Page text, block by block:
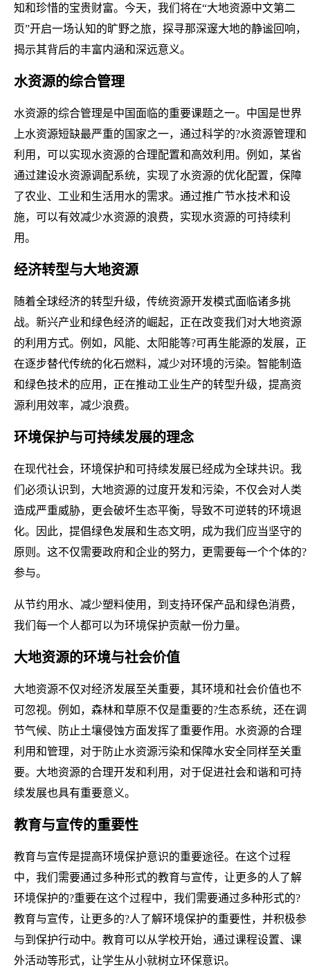
知和珍惜的宝贵财富。今天，我们将在“大地资源中文第二
页”开启一场认知的旷野之旅，探寻那深邃大地的静谧回响，
揭示其背后的丰富内涵和深远意义。
水资源的综合管理
水资源的综合管理是中国面临的重要课题之一。中国是世界
上水资源短缺最严重的国家之一，通过科学的?水资源管理和
利用，可以实现水资源的合理配置和高效利用。例如，某省
通过建设水资源调配系统，实现了水资源的优化配置，保障
了农业、工业和生活用水的需求。通过推广节水技术和设
施，可以有效减少水资源的浪费，实现水资源的可持续利
用。
经济转型与大地资源
随着全球经济的转型升级，传统资源开发模式面临诸多挑
战。新兴产业和绿色经济的崛起，正在改变我们对大地资源
的利用方式。例如，风能、太阳能等?可再生能源的发展，正
在逐步替代传统的化石燃料，减少对环境的污染。智能制造
和绿色技术的应用，正在推动工业生产的转型升级，提高资
源利用效率，减少浪费。
环境保护与可持续发展的理念
在现代社会，环境保护和可持续发展已经成为全球共识。我
们必须认识到，大地资源的过度开发和污染，不仅会对人类
造成严重威胁，更会破坏生态平衡，导致不可逆转的环境退
化。因此，提倡绿色发展和生态文明，成为我们应当坚守的
原则。这不仅需要政府和企业的努力，更需要每一个个体的?
参与。
从节约用水、减少塑料使用，到支持环保产品和绿色消费，
我们每一个人都可以为环境保护贡献一份力量。
大地资源的环境与社会价值
大地资源不仅对经济发展至关重要，其环境和社会价值也不
可忽视。例如，森林和草原不仅是重要的?生态系统，还在调
节气候、防止土壤侵蚀方面发挥了重要作用。水资源的合理
利用和管理，对于防止水资源污染和保障水安全同样至关重
要。大地资源的合理开发和利用，对于促进社会和谐和可持
续发展也具有重要意义。
教育与宣传的重要性
教育与宣传是提高环境保护意识的重要途径。在这个过程
中，我们需要通过多种形式的教育与宣传，让更多的人了解
环境保护的?重要在这个过程中，我们需要通过多种形式的?
教育与宣传，让更多的?人了解环境保护的重要性，并积极参
与到保护行动中。教育可以从学校开始，通过课程设置、课
外活动等形式，让学生从小就树立环保意识。